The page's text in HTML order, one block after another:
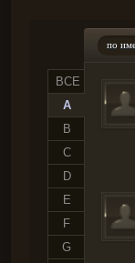
ВСЕ
A
B
C
D
E
F
G
по